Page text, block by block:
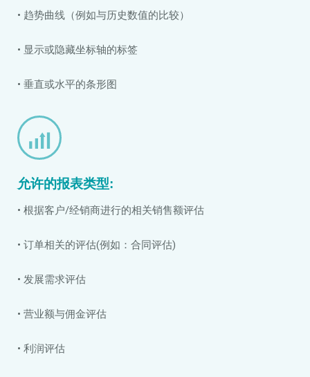
• 趋势曲线（例如与历史数值的比较）
• 显示或隐藏坐标轴的标签
• 垂直或水平的条形图
允许的报表类型:
• 根据客户/经销商进行的相关销售额评估
• 订单相关的评估(例如：合同评估)
• 发展需求评估
• 营业额与佣金评估
• 利润评估